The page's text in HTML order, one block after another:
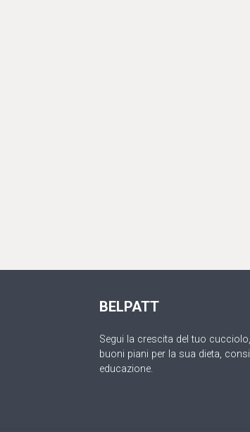
BELPATT
Segui la crescita del tuo
buoni piani per la sua dieta,
educazione.